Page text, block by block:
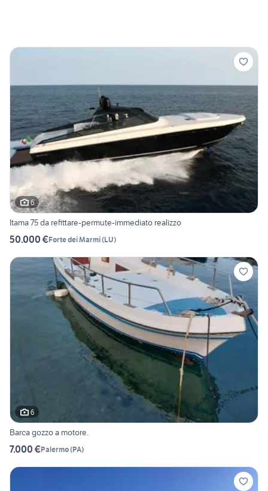
6
Itama 75 da refittare-permute-immediato realizzo
50.000 €Forte dei Marmi(LU)
6
Barca gozzo a motore.
7.000 €Palermo(PA)